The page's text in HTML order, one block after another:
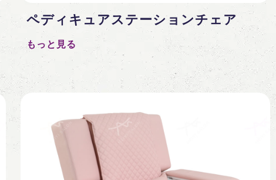
ペディキュアステーションチェア
もっと見る